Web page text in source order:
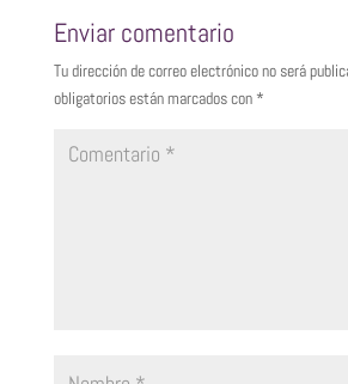
Enviar comentario
Tu dirección de correo electrónico no será
obligatorios están marcados con *